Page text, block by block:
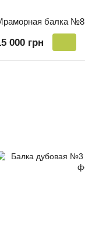
балка №8
000 грн